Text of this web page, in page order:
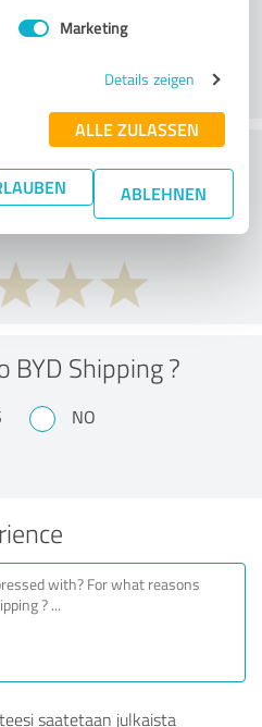
Marketing
Details zeigen
ALLE ZULASSEN
ABLEHNEN
of the price to
ratio?
BYD Shipping ?
NO
saatetaan julkaista